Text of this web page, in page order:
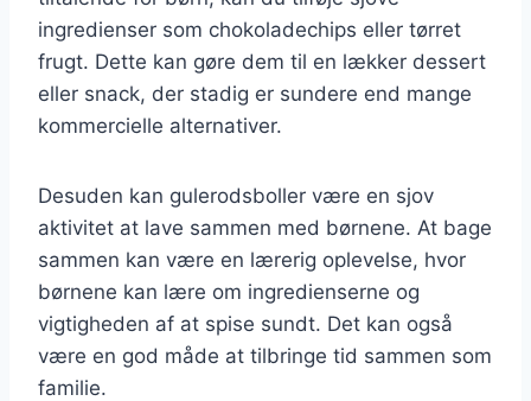
ingredienser som chokoladechips eller tørret
frugt. Dette kan gøre dem til en lækker dessert
eller snack, der stadig er sundere end mange
kommercielle alternativer.
Desuden kan gulerodsboller være en sjov
aktivitet at lave sammen med børnene. At bage
sammen kan være en lærerig oplevelse, hvor
børnene kan lære om ingredienserne og
vigtigheden af at spise sundt. Det kan også
være en god måde at tilbringe tid sammen som
familie.